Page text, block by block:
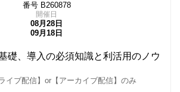
番号 B260878
開催日
08月28日
09月18日
礎、導入の必須知識と利活用のノウ
イブ配信】or【アーカイブ配信】のみ